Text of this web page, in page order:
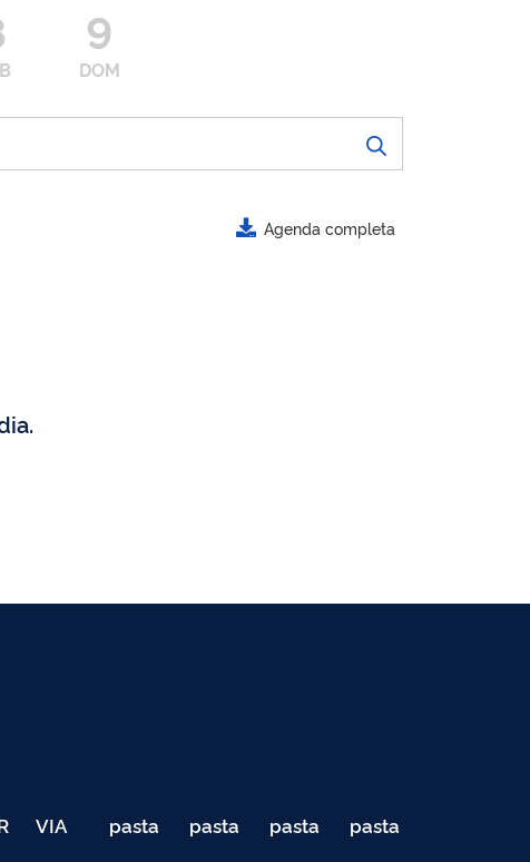
9
DOM
Agenda completa
VIA
040
pasta
de
pasta
de
pasta
de
pasta
de